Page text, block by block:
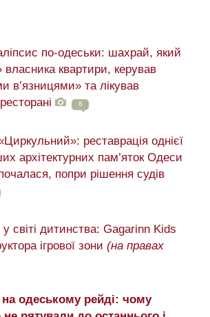
по-одеськи: шахрай, який
квартири, керував
в’язницями» та лікував
8
реставрація однієї
архітектурних пам’яток Одеси
попри рішення судів
у світі дитинства: Gagarinn Kids
ігрової зони (на правах
на одеському рейді: чому